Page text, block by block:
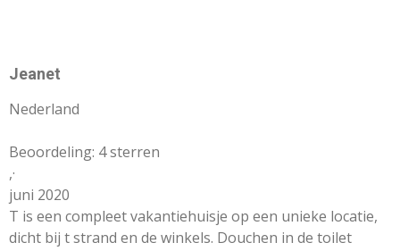
Jeanet
Nederland
Beoordeling: 4 sterren
,·
juni 2020
T is een compleet vakantiehuisje op een unieke locatie,
dicht bij t strand en de winkels. Douchen in de toilet